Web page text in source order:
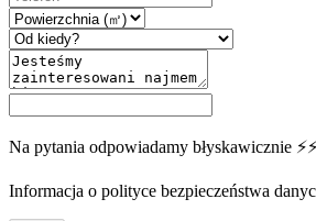
Na pytania odpowiadamy błyskawicznie
Informacja o polityce bezpieczeństwa